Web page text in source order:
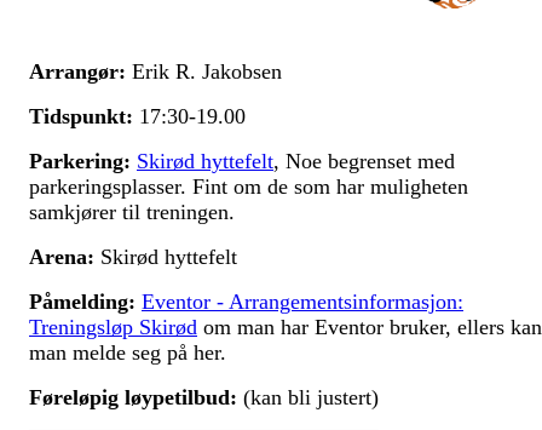
Arrangør: Erik R. Jakobsen
Tidspunkt: 17:30-19.00
Parkering: Skirød hyttefelt, Noe begrenset med
parkeringsplasser. Fint om de som har muligheten
samkjører til treningen.
Arena: Skirød hyttefelt
Påmelding: Eventor - Arrangementsinformasjon:
Treningsløp Skirød om man har Eventor bruker, ellers kan
man melde seg på her.
Føreløpig løypetilbud: (kan bli justert)